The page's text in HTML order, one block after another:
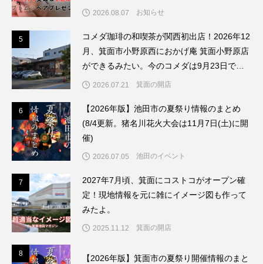
2026.08.07 お知らせ
5
コメダ珈琲の和喫茶が関西初出店！2026年12
月、箕面市小野原西におかげ庵 箕面小野原店
ができるみたい。今のコメダは9月23日で閉
店してリブランドするんだって。
2026.07.21 箕面の開店
6
【2026年版】池田市の夏祭り情報のまとめ
(8/4更新。猪名川花火大会は11月7日(土)に開
催)
2026.07.05 池田のイベント
7
2027年7月頃、箕面にコストコがオープン確
定！現地情報を元に雑にイメージ図も作って
みたよ。
2025.11.12 箕面の開店
8
【2026年版】箕面市の夏祭り開催情報のまと